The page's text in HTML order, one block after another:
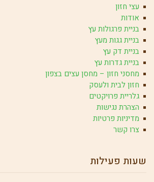
עצי חזון
אודות
בניית פרגולות עץ
בניית גגות מעץ
בניית דק עץ
בניית גדרות עץ
מחסני חזון – מחסן עצים בצפון
חזון לבית ולעסק
גלריית פרויקטים
הצהרת נגישות
מדיניות פרטיות
צרו קשר
שעות פעילות